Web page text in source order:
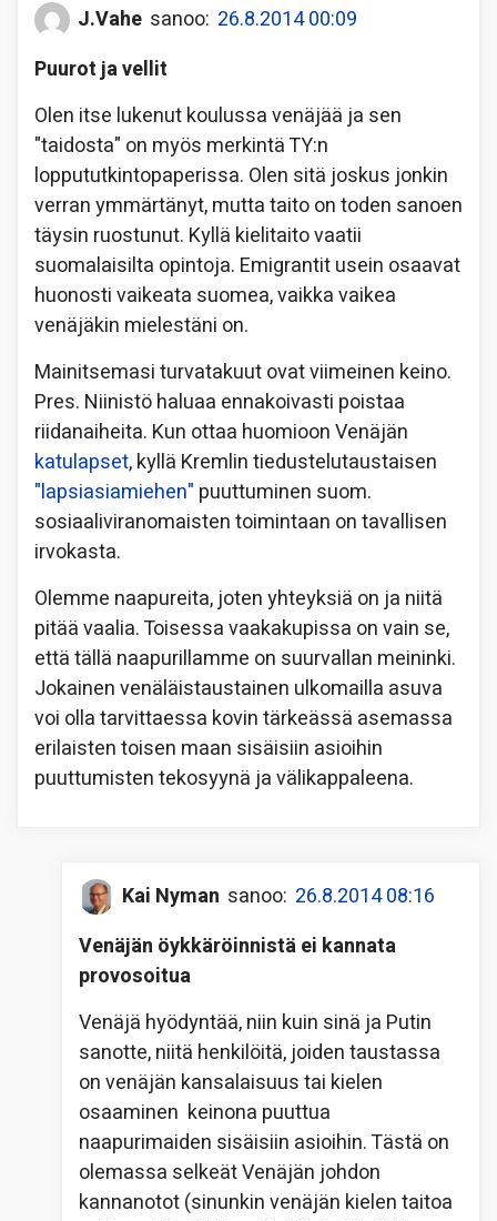
J.Vahe sanoo: 26.8.2014 00:09
Puurot ja vellit
Olen itse lukenut koulussa venäjää ja sen
"taidosta" on myös merkintä TY:n
loppututkintopaperissa. Olen sitä joskus jonkin
verran ymmärtänyt, mutta taito on toden sanoen
täysin ruostunut. Kyllä kielitaito vaatii
suomalaisilta opintoja. Emigrantit usein osaavat
huonosti vaikeata suomea, vaikka vaikea
venäjäkin mielestäni on.
Mainitsemasi turvatakuut ovat viimeinen keino.
Pres. Niinistö haluaa ennakoivasti poistaa
riidanaiheita. Kun ottaa huomioon Venäjän
katulapset, kyllä Kremlin tiedustelutaustaisen
"lapsiasiamiehen" puuttuminen suom.
sosiaaliviranomaisten toimintaan on tavallisen
irvokasta.
Olemme naapureita, joten yhteyksiä on ja niitä
pitää vaalia. Toisessa vaakakupissa on vain se,
että tällä naapurillamme on suurvallan meininki.
Jokainen venäläistaustainen ulkomailla asuva
voi olla tarvittaessa kovin tärkeässä asemassa
erilaisten toisen maan sisäisiin asioihin
puuttumisten tekosyynä ja välikappaleena.
Kai Nyman sanoo: 26.8.2014 08:16
Venäjän öykkäröinnistä ei kannata
provosoitua
Venäjä hyödyntää, niin kuin sinä ja Putin
sanotte, niitä henkilöitä, joiden taustassa
on venäjän kansalaisuus tai kielen
osaaminen keinona puuttua
naapurimaiden sisäisiin asioihin. Tästä on
olemassa selkeät Venäjän johdon
kannanotot (sinunkin venäjän kielen taitoa